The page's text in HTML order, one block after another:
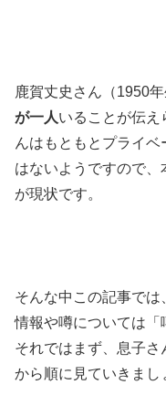
鹿賀丈史さん（1950
が一人いることが伝え
んはもともとプライ
はないようですので、
が現状です
そんな中この記事で
情報や噂については「
それではまず、息子
から順に見